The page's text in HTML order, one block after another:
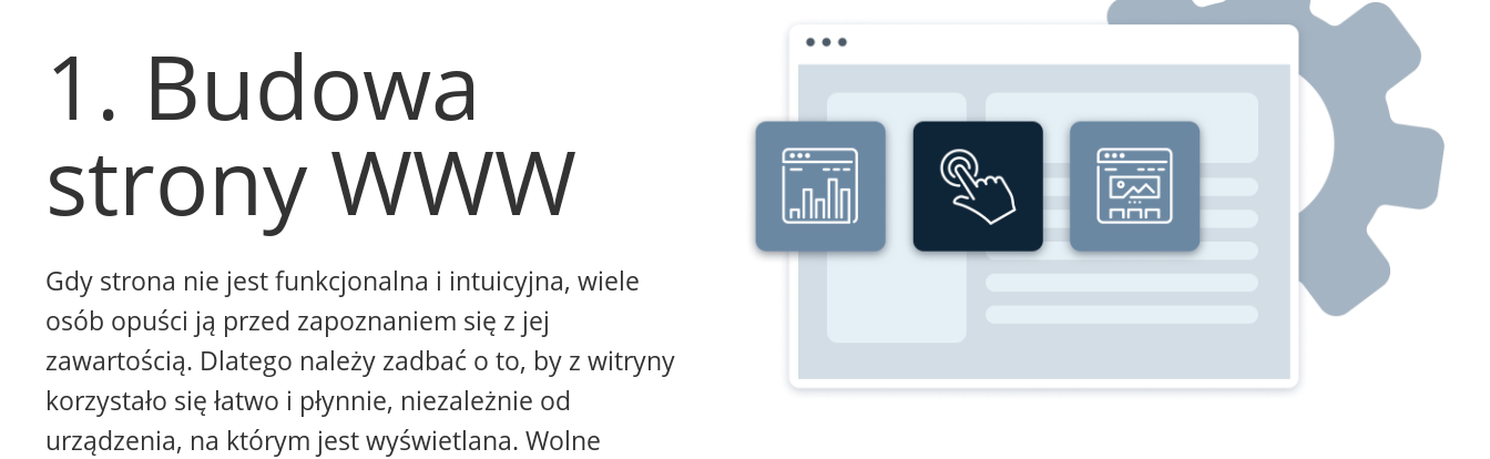
1. Budowa
strony WWW
Gdy strona nie jest funkcjonalna i intuicyjna, wiele
osób opuści ją przed zapoznaniem się z jej
zawartością. Dlatego należy zadbać o to, by z witryny
korzystało się łatwo i płynnie, niezależnie od
urządzenia, na którym jest wyświetlana. Wolne